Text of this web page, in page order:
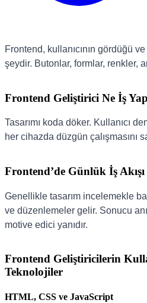
Frontend, kullanıcının gördüğü
şeydir. Butonlar, formlar, renkler,
Frontend Geliştirici Ne İş
Tasarımı koda döker. Kullanıcı
her cihazda düzgün çalışmasını
Frontend’de Günlük İş Akışı
Genellikle tasarım incelemekle
ve düzenlemeler gelir. Sonucu
motive edici yanıdır.
Frontend Geliştiricilerin
Teknolojiler
HTML, CSS ve JavaScript